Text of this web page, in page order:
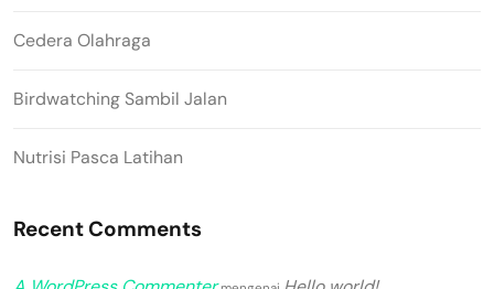
Cedera Olahraga
Birdwatching Sambil Jalan
Nutrisi Pasca Latihan
Recent Comments